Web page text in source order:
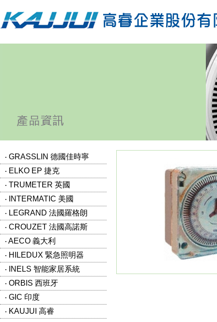
‧ GRASSLIN 德國佳時寧
‧ ELKO EP 捷克
‧ TRUMETER 英國
‧ INTERMATIC 美國
‧ LEGRAND 法國羅格朗
‧ CROUZET 法國高諾斯
‧ AECO 義大利
‧ HILEDUX 緊急照明器
‧ INELS 智能家居系統
‧ ORBIS 西班牙
‧ GIC 印度
‧ KAUJUI 高睿